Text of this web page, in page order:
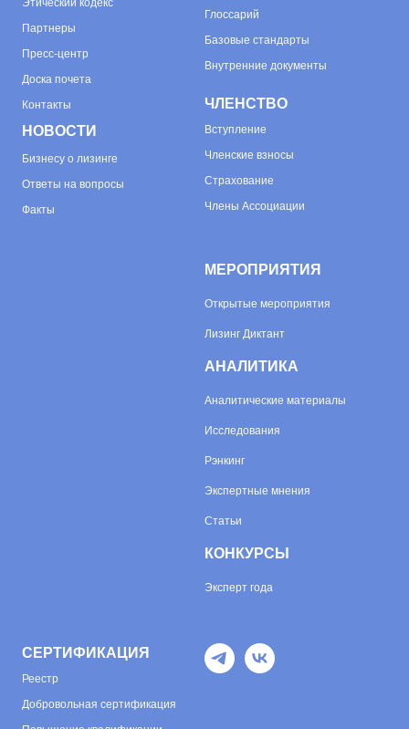
Этический кодекс
Партнеры
Пресс-центр
Доска почета
Контакты
НОВОСТИ
Бизнесу о лизинге
Ответы на вопросы
Факты
Глоссарий
Базовые стандарты
Внутренние документы
ЧЛЕНСТВО
Вступление
Членские взносы
Страхование
Члены Ассоциации
МЕРОПРИЯТИЯ
Открытые мероприятия
Лизинг Диктант
АНАЛИТИКА
Аналитические материалы
Исследования
Рэнкинг
Экспертные мнения
Статьи
КОНКУРСЫ
Эксперт года
СЕРТИФИКАЦИЯ
Реестр
Добровольная сертификация